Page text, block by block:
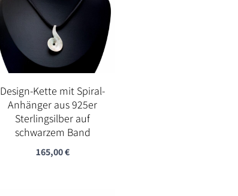
Design-Kette mit Spiral-
Anhänger aus 925er
Sterlingsilber auf
schwarzem Band
165,00€